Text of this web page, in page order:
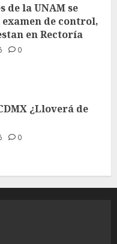
de la UNAM se
de control,
en Rectoría
0
¿Lloverá de
0